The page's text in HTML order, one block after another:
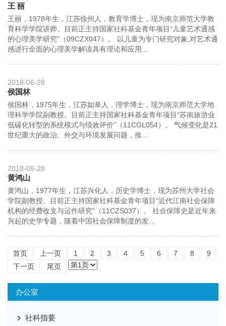
王 丽
王丽，1978年生，江苏徐州人，教育学博士，现为南京师范大学教
育科学学院讲师。目前正主持国家社科基金青年项目“儿童艺术通感
的心理美学研究”（09CZX047）。 以儿童为专门研究对象,对艺术通
感进行全面的心理美学解读具有理论和应用...
2018-06-28
侯国林
侯国林，1975年生，江苏如皋人，理学博士，现为南京师范大学地
理科学学院副教授。目前正主持国家社科基金青年项目“苏南旅游业
低碳化转型的系统模式与绩效评价”（11CGL054）。 气候变化是21
世纪重大的政治、外交与环境发展问题，推...
2018-06-28
黄鸿山
黄鸿山，1977年生，江苏兴化人，历史学博士，现为苏州大学社会
学院副教授。目前正主持国家社科基金青年项目“近代江南社会保障
机构的经费收支与运作研究”（11CZS037）。 社会保障史是近年来
兴起的史学专题，随着中国社会保障制度的发...
首页 上一页 1 2 3 4 5 6 7 8
9
下一页
尾页
办公室
社科指要